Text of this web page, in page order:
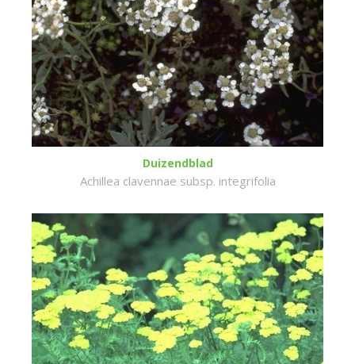
Duizendblad
Achillea clavennae subsp. integrifolia